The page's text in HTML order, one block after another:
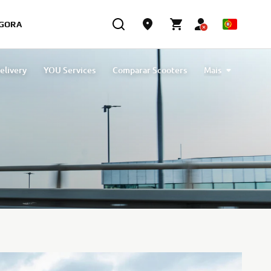
YOU Services
Comparar Scooters
Request a test ride
Mais